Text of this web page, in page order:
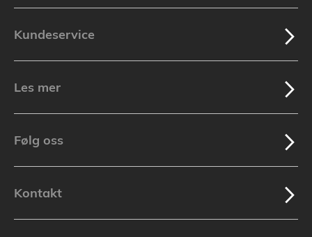
Kundeservice
Les mer
Følg oss
Kontakt